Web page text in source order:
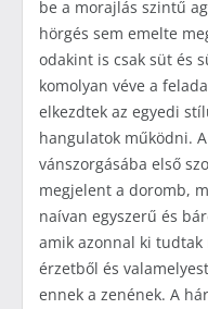
be a morajlás szintű
hörgés sem emelte
odakint is csak süt és
komolyan véve a
elkezdtek az egyedi
hangulatok működni.
vánszorgásába első
megjelent a doromb,
naívan egyszerű és
amik azonnal ki
érzetből és
ennek a zenének. A